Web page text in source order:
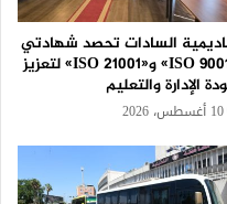
السادات تحصد شهادتي
«ISO 9001» و«ISO 21001» لتعزيز
الإدارة والتعليم
10 أغسطس، 2026